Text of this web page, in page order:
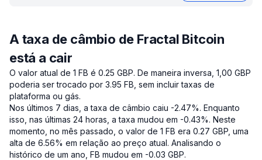
A taxa de câmbio de Fractal Bitcoin
está a cair
O valor atual de 1 FB é 0.25 GBP. De maneira inversa, 1,00 GBP
poderia ser trocado por 3.95 FB, sem incluir taxas de
plataforma ou gás.
Nos últimos 7 dias, a taxa de câmbio caiu -2.47%. Enquanto
isso, nas últimas 24 horas, a taxa mudou em -0.43%. Neste
momento, no mês passado, o valor de 1 FB era 0.27 GBP, uma
alta de 6.56% em relação ao preço atual. Analisando o
histórico de um ano, FB mudou em -0.03 GBP.